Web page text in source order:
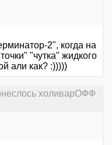
2", когда на
"чутка" жидкого
али как? :)))))
холиварОФФ